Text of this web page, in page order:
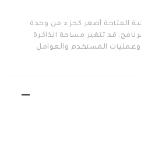
المتاحة أصغر كجزء من وحدة
قد تتغير مساحة الذاكرة
وعمليات المستخدم والعوامل